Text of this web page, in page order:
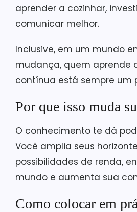
aprender a cozinhar,
comunicar melhor.
Inclusive, em um mundo
mudança, quem aprende
contínua está sempre um
Por que isso muda
O conhecimento te dá
Você amplia seus
possibilidades de renda,
mundo e aumenta sua
Como colocar em